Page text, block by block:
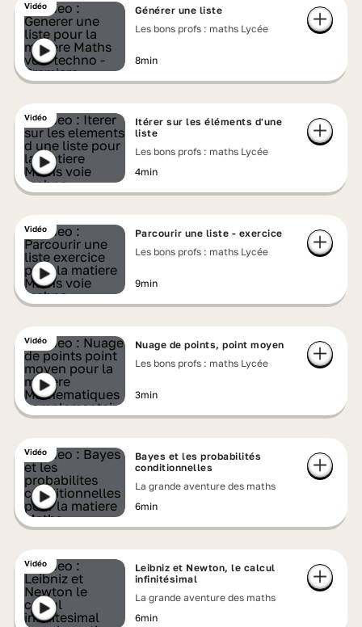
Vidéo
Générer une liste
Les bons profs : maths Lycée
8min
Vidéo
Itérer sur les éléments d'une
liste
Les bons profs : maths Lycée
4min
Vidéo
Parcourir une liste - exercice
Les bons profs : maths Lycée
9min
Vidéo
Nuage de points, point moyen
Les bons profs : maths Lycée
3min
Vidéo
Bayes et les probabilités
conditionnelles
La grande aventure des maths
6min
Vidéo
Leibniz et Newton, le calcul
infinitésimal
La grande aventure des maths
6min